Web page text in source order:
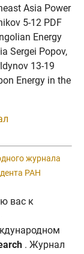
Asia Power
5-12 PDF
Energy
Sergei Popov,
13-19
Energy in the
журнала
РАН
вас к
. Журнал